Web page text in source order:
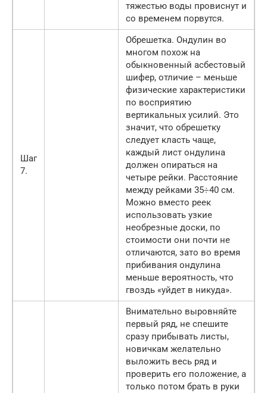
тяжестью воды провиснут и
со временем порвутся.
Шаг
7.
Обрешетка. Ондулин во
многом похож на
обыкновенный асбестовый
шифер, отличие – меньше
физические характеристики
по восприятию
вертикальных усилий. Это
значит, что обрешетку
следует класть чаще,
каждый лист ондулина
должен опираться на
четыре рейки. Расстояние
между рейками 35÷40 см.
Можно вместо реек
использовать узкие
необрезные доски, по
стоимости они почти не
отличаются, зато во время
прибивания ондулина
меньше вероятность, что
гвоздь «уйдет в никуда».
Внимательно выровняйте
первый ряд, не спешите
сразу прибывать листы,
новичкам желательно
выложить весь ряд и
проверить его положение, а
только потом брать в руки